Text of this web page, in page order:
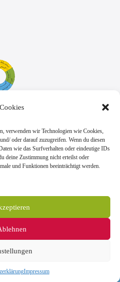
Cookies
verwenden wir Technologien wie Cookies,
oder darauf zuzugreifen. Wenn du diesen
wie das Surfverhalten oder eindeutige IDs
deine Zustimmung nicht erteilst oder
und Funktionen beeinträchtigt werden.
Impressum
Uhr
Telefon
+49 6071 9888 0
des Landkreises
Dieburg
Dieburg - Realisierung durch